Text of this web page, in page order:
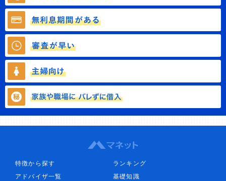
特徴から探す
ランキング
アドバイザ一覧
基礎知識